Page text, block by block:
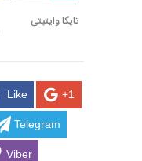
تایکا وایتیتی
Like +1
Telegram
Viber